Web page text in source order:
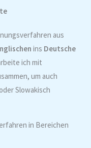
aus
ins Deutsche
ich mit
um auch
Slowakisch
in Bereichen